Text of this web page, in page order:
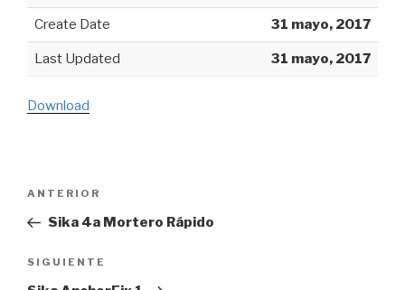
Create Date 31 mayo, 2017
Last Updated 31 mayo, 2017
Download
Navegación
Entrada
anterior:
ANTERIOR
Sika 4a Mortero Rápido
Siguiente
entrada
SIGUIENTE